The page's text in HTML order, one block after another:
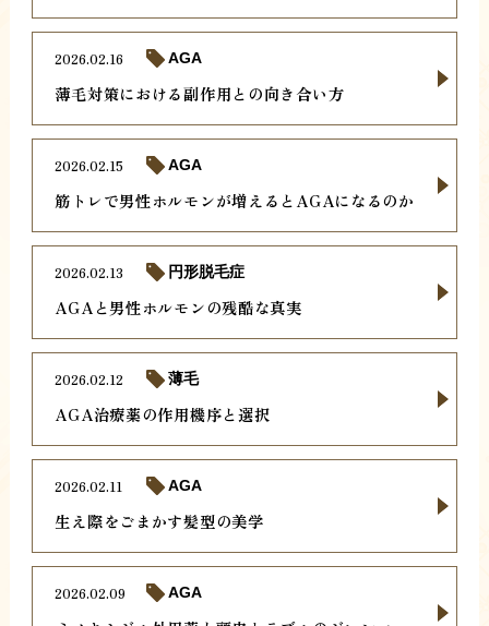
薄毛対策における副作用との向き合い方
2026.02.16 AGA
筋トレで男性ホルモンが増えるとAGAになるのか
2026.02.15 AGA
AGAと男性ホルモンの残酷な真実
2026.02.13 円形脱毛症
AGA治療薬の作用機序と選択
2026.02.12 薄毛
生え際をごまかす髪型の美学
2026.02.11 AGA
2026.02.09 AGA